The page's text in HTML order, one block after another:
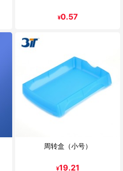
¥0.57
周转盒（小号）
¥19.21